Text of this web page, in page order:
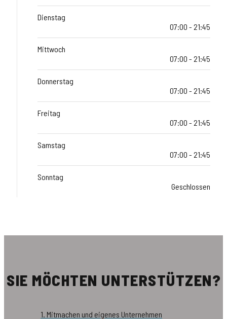
Dienstag
07:00 - 21:45
Mittwoch
07:00 - 21:45
Donnerstag
07:00 - 21:45
Freitag
07:00 - 21:45
Samstag
07:00 - 21:45
Sonntag
Geschlossen
SIE MÖCHTEN UNTERSTÜTZEN?
1. Mitmachen und eigenes Unternehmen